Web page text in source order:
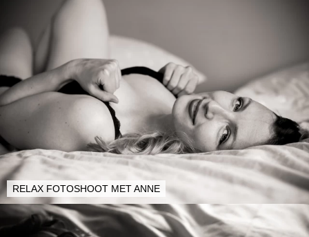
RELAX FOTOSHOOT MET ANNE